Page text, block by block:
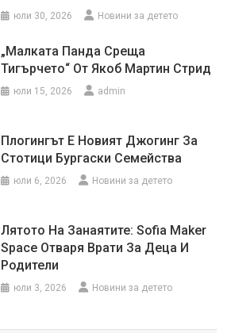
юли 30, 2026 Новини за детето
„Малката Панда Среща
Тигърчето“ От Якоб Мартин Стрид
юли 15, 2026 admin
Плогингът Е Новият Джогинг За
Стотици Бургаски Семейства
юли 6, 2026 Новини за детето
Лятото На Занаятите: Sofia Maker
Space Отваря Врати За Деца И
Родители
юли 3, 2026 Новини за детето